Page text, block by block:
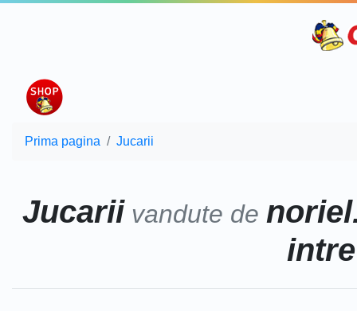
Prima pagina Jucarii
Jucarii vandute de